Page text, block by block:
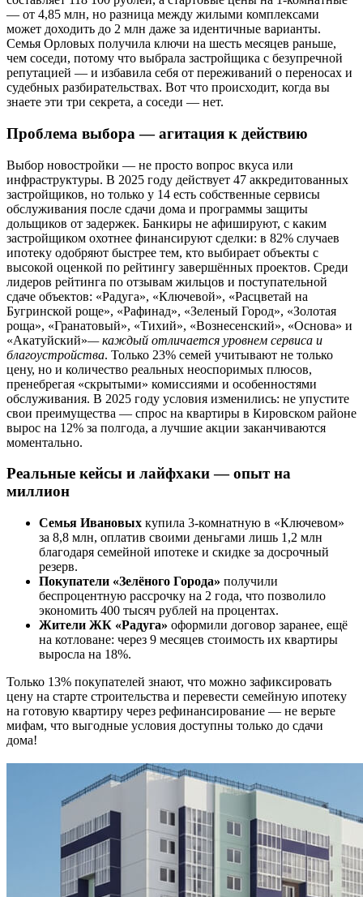
— от 4,85 млн, но разница между жилыми комплексами
может доходить до 2 млн даже за идентичные варианты.
Семья Орловых получила ключи на шесть месяцев раньше,
чем соседи, потому что выбрала застройщика с безупречной
репутацией — и избавила себя от переживаний о переносах и
судебных разбирательствах. Вот что происходит, когда вы
знаете эти три секрета, а соседи — нет.
Проблема выбора — агитация к действию
Выбор новостройки — не просто вопрос вкуса или
инфраструктуры. В 2025 году действует 47 аккредитованных
застройщиков, но только у 14 есть собственные сервисы
обслуживания после сдачи дома и программы защиты
дольщиков от задержек. Банкиры не афишируют, с каким
застройщиком охотнее финансируют сделки: в 82% случаев
ипотеку одобряют быстрее тем, кто выбирает объекты с
высокой оценкой по рейтингу завершённых проектов. Среди
лидеров рейтинга по отзывам жильцов и поступательной
сдаче объектов: «Радуга», «Ключевой», «Расцветай на
Бугринской роще», «Рафинад», «Зеленый Город», «Золотая
роща», «Гранатовый», «Тихий», «Вознесенский», «Основа» и
«Акатуйский»— каждый отличается уровнем сервиса и
благоустройства. Только 23% семей учитывают не только
цену, но и количество реальных неоспоримых плюсов,
пренебрегая «скрытыми» комиссиями и особенностями
обслуживания. В 2025 году условия изменились: не упустите
свои преимущества — спрос на квартиры в Кировском районе
вырос на 12% за полгода, а лучшие акции заканчиваются
моментально.
Реальные кейсы и лайфхаки — опыт на
миллион
Семья Ивановых купила 3-комнатную в «Ключевом»
за 8,8 млн, оплатив своими деньгами лишь 1,2 млн
благодаря семейной ипотеке и скидке за досрочный
резерв.
Покупатели «Зелёного Города» получили
беспроцентную рассрочку на 2 года, что позволило
экономить 400 тысяч рублей на процентах.
Жители ЖК «Радуга» оформили договор заранее, ещё
на котловане: через 9 месяцев стоимость их квартиры
выросла на 18%.
Только 13% покупателей знают, что можно зафиксировать
цену на старте строительства и перевести семейную ипотеку
на готовую квартиру через рефинансирование — не верьте
мифам, что выгодные условия доступны только до сдачи
дома!